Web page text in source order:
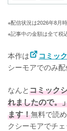
※配信状況は2026年8月
※記事中の金額は全て税
本作は コミッ
シーモアでのみ配
なんとコミック
れましたので。
ます！無料で読
クシーモアでチェ